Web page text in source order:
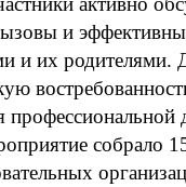
и
и их родителями.
профессиональной
собрало